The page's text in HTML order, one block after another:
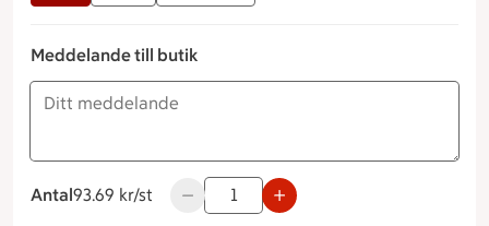
Meddelande till butik
Antal
93.69 kronor styck
93.69 kr/st Använd knapparna för att minska